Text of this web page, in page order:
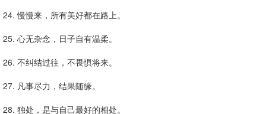
24. 慢慢来，所有美好都在路上。
25. 心无杂念，日子自有温柔。
26. 不纠结过往，不畏惧将来。
27. 凡事尽力，结果随缘。
28. 独处，是与自己最好的相处。